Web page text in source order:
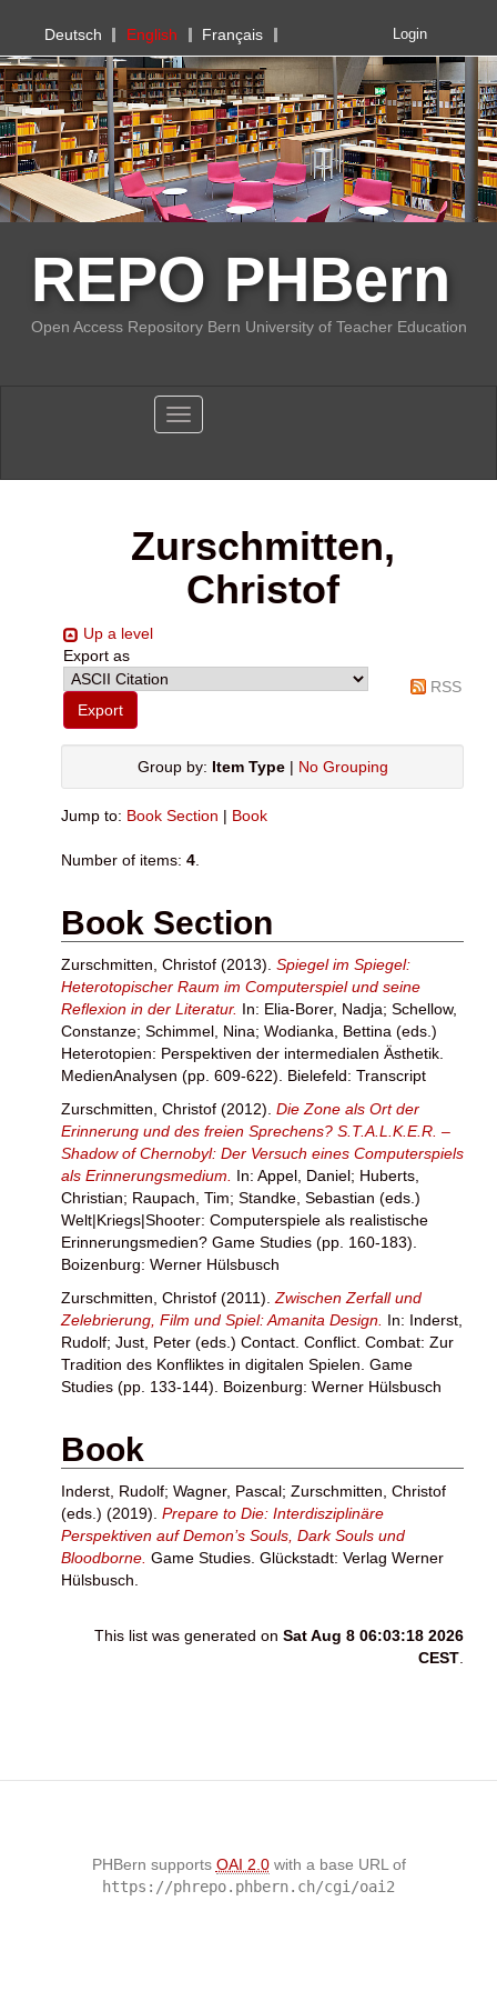
PHBern
Deutsch English Français Login
REPO PHBern
Open Access Repository Bern University of Teacher Education
Toggle navigation
Zurschmitten,
Christof
Up a level
Export as
RSS
Group by: Item Type| No Grouping
Jump to: Book Section | Book
Number of items: 4
Book Section
Zurschmitten, Christof (2013). Spiegel im Spiegel:
Heterotopischer Raum im Computerspiel und seine
Reflexion in der Literatur. In: Elia-Borer, Nadja; Schellow,
Constanze; Schimmel, Nina; Wodianka, Bettina (eds.)
Heterotopien: Perspektiven der intermedialen Ästhetik.
MedienAnalysen (pp. 609-622). Bielefeld: Transcript
Zurschmitten, Christof (2012). Die Zone als Ort der
Erinnerung und des freien Sprechens? S.T.A.L.K.E.R. –
Shadow of Chernobyl: Der Versuch eines Computerspiels
als Erinnerungsmedium. In: Appel, Daniel; Huberts,
Christian; Raupach, Tim; Standke, Sebastian (eds.)
Welt|Kriegs|Shooter: Computerspiele als realistische
Erinnerungsmedien? Game Studies (pp. 160-183).
Boizenburg: Werner Hülsbusch
Zurschmitten, Christof (2011). Zwischen Zerfall und
Zelebrierung, Film und Spiel: Amanita Design. In: Inderst,
Rudolf; Just, Peter (eds.) Contact. Conflict. Combat: Zur
Tradition des Konfliktes in digitalen Spielen. Game
Studies (pp. 133-144). Boizenburg: Werner Hülsbusch
Book
Inderst, Rudolf; Wagner, Pascal; Zurschmitten, Christof
(eds.) (2019). Prepare to Die: Interdisziplinäre
Perspektiven auf Demon’s Souls, Dark Souls und
Bloodborne. Game Studies. Glückstadt: Verlag Werner
Hülsbusch.
This list was generated on Sat Aug 8 06:03:18 2026
CEST
PHBern supports OAI 2.0with a base URL of
https://phrepo.phbern.ch/cgi/oai2